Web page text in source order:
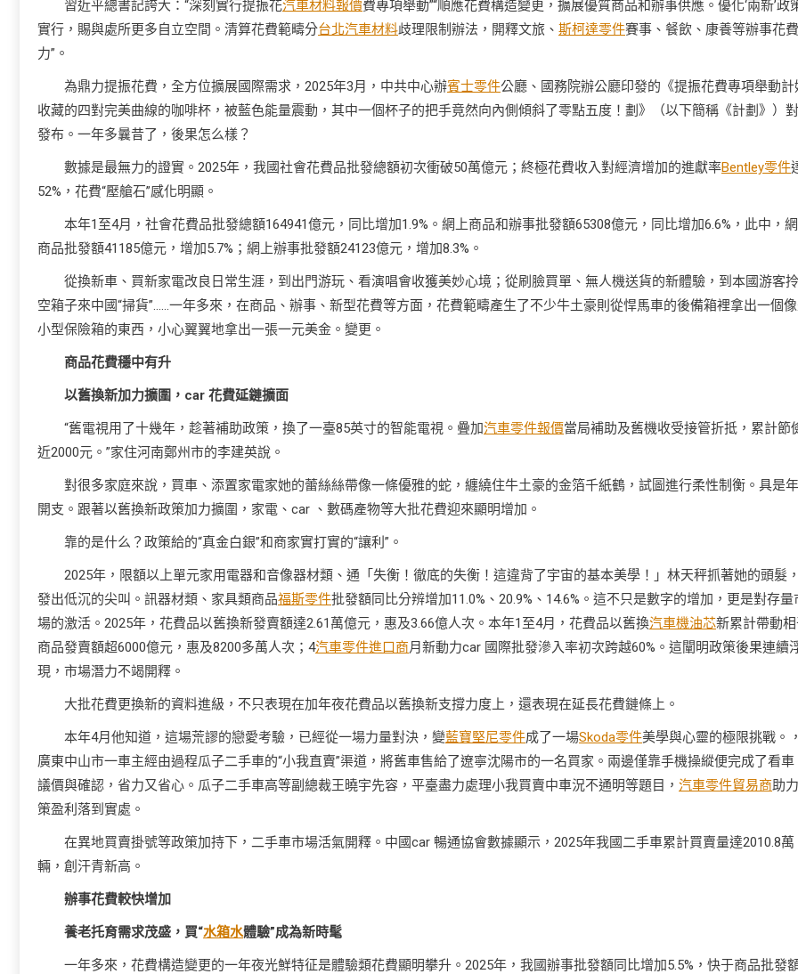
習近平總書記誇大：“深刻實行提振花汽車材料報價費專項舉動”“順應花費構造變更，擴展優質商品和辦事供應。優化‘兩新’政
實行，賜與處所更多自立空間。清算花費範疇分台北汽車材料歧理限制辦法，開釋文旅、 斯柯達零件賽事、餐飲、康養等辦事花
力”。
為鼎力提振花費，全方位擴展國際需求，2025年3月，中共中心辦賓士零件公廳、國務院辦公廳印發的《提振花費專項舉動計
收藏的四對完美曲線的咖啡杯，被藍色能量震動，其中一個杯子的把手竟然向內側傾斜了零點五度！劃》（以下簡稱《計劃》）
發布。一年多曩昔了，後果怎么樣？
數據是最無力的證實。2025年，我國社會花費品批發總額初次衝破50萬億元；終極花費收入對經濟增加的進獻率Bentley零件
52%，花費“壓艙石”感化明顯。
本年1至4月，社會花費品批發總額164941億元，同比增加1.9%。網上商品和辦事批發額65308億元，同比增加6.6%，此中，
商品批發額41185億元，增加5.7%；網上辦事批發額24123億元，增加8.3%。
從換新車、買新家電改良日常生涯，到出門游玩、看演唱會收獲美妙心境；從刷臉買單、無人機送貨的新體驗，到本國游客
空箱子來中國“掃貨”……一年多來，在商品、辦事、新型花費等方面，花費範疇產生了不少牛土豪則從悍馬車的後備箱裡拿出一個
小型保險箱的東西，小心翼翼地拿出一張一元美金。變更。
商品花費穩中有升
以舊換新加力擴圍，car 花費延鏈擴面
“舊電視用了十幾年，趁著補助政策，換了一臺85英寸的智能電視。疊加汽車零件報價當局補助及舊機收受接管折抵，累計節
近2000元。”家住河南鄭州市的李建英說。
對很多家庭來說，買車、添置家電家她的蕾絲絲帶像一條優雅的蛇，纏繞住牛土豪的金箔千紙鶴，試圖進行柔性制衡。具是
開支。跟著以舊換新政策加力擴圍，家電、car 、數碼產物等大批花費迎來顯明增加。
靠的是什么？政策給的“真金白銀”和商家實打實的“讓利”。
2025年，限額以上單元家用電器和音像器材類、通「失衡！徹底的失衡！這違背了宇宙的基本美學！」林天秤抓著她的頭髮，
發出低沉的尖叫。訊器材類、家具類商品福斯零件批發額同比分辨增加11.0%、20.9%、14.6%。這不只是數字的增加，更是對存量
場的激活。2025年，花費品以舊換新發賣額達2.61萬億元，惠及3.66億人次。本年1至4月，花費品以舊換汽車機油芯新累計帶動
商品發賣額超6000億元，惠及8200多萬人次；4汽車零件進口商月新動力car 國際批發滲入率初次跨越60%。這闡明政策後果連續
現，市場潛力不竭開釋。
大批花費更換新的資料進級，不只表現在加年夜花費品以舊換新支撐力度上，還表現在延長花費鏈條上。
本年4月他知道，這場荒謬的戀愛考驗，已經從一場力量對決，變藍寶堅尼零件成了一場Skoda零件美學與心靈的極限挑戰。，
廣東中山市一車主經由過程瓜子二手車的“小我直賣”渠道，將舊車售給了遼寧沈陽市的一名買家。兩邊僅靠手機操縱便完成了看車
議價與確認，省力又省心。瓜子二手車高等副總裁王曉宇先容，平臺盡力處理小我買賣中車況不通明等題目， 汽車零件貿易商助
策盈利落到實處。
在異地買賣掛號等政策加持下，二手車市場活氣開釋。中國car 暢通協會數據顯示，2025年我國二手車累計買賣量達2010.8萬
輛，創汗青新高。
辦事花費較快增加
養老托育需求茂盛，買“水箱水體驗”成為新時髦
一年多來，花費構造變更的一年夜光鮮特征是體驗類花費顯明攀升。2025年，我國辦事批發額同比增加5.5%，快于商品批發